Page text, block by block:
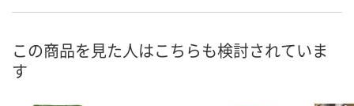
8月8日（土）
この商品を見た人はこちらも検討されていま
す